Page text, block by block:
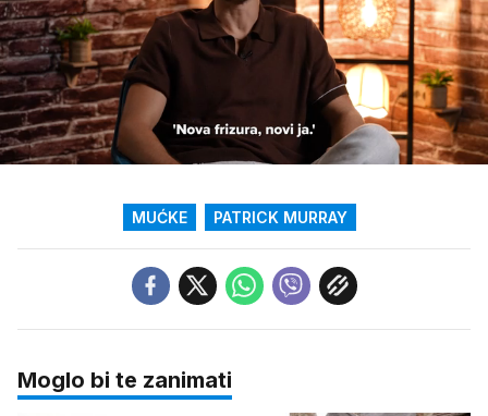
Upali
zvuk
Loaded
31.11%
MUĆKE PATRICK MURRAY
Moglo bi te zanimati